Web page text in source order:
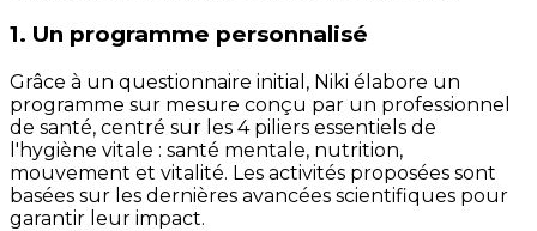
1. Un programme personnalisé
Grâce à un questionnaire initial, Niki élabore un
programme sur mesure conçu par un professionnel
de santé, centré sur les 4 piliers essentiels de
l'hygiène vitale : santé mentale, nutrition,
mouvement et vitalité. Les activités proposées sont
basées sur les dernières avancées scientifiques pour
garantir leur impact.